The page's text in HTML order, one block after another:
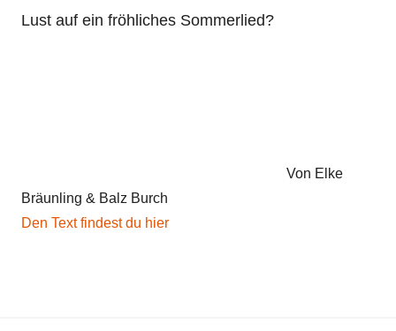
h
e
Lust auf ein fröhliches Sommerlied?
Von Elke
Bräunling & Balz Burch
Den Text findest du hier